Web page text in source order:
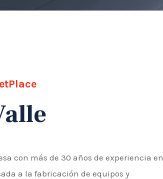
con más de 30 años de experiencia en
a la fabricación de equipos y